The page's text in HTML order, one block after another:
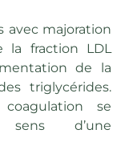
avec majoration
la fraction LDL
de la
triglycérides.
se
d’une